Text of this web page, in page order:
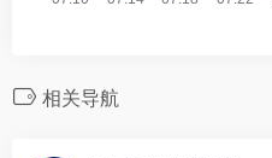
相关导航